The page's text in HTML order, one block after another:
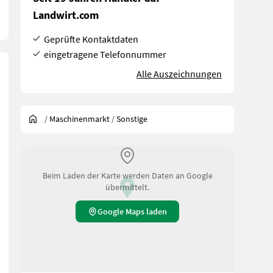
Hydraulikaggregat mit Ölkühler Joystick ID-Basic 2.0
Landwirt.com
Geprüfte Kontaktdaten
eingetragene Telefonnummer
Alle Auszeichnungen
/ Maschinenmarkt /Sonstige
Beim Laden der Karte werden Daten an Google
übermittelt.
Google Maps laden